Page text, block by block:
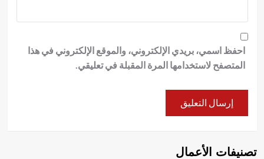
احفظ اسمي، بريدي الإلكتروني، والموقع الإلكتروني في هذا
المتصفح لاستخدامها المرة المقبلة في تعليقي.
تصنيفات الأعمال